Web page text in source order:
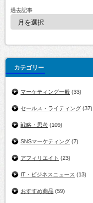
過去記事
カテゴリー
マーケティング一般 (33)
セールス・ライティング (37)
戦略・思考 (109)
SNSマーケティング (7)
アフィリエイト (23)
IT・ビジネスニュース (13)
おすすめ商品 (59)